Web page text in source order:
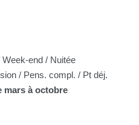
Week-end / Nuitée
/ Pens. compl. / Pt déj.
mars à octobre